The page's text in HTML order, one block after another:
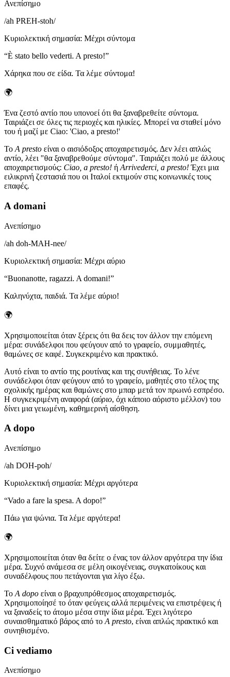
Ανεπίσημο
/ah PREH-stoh/
Κυριολεκτική σημασία: Μέχρι σύντομα
“È stato bello vederti. A presto!”
Χάρηκα που σε είδα. Τα λέμε σύντομα!
🌍
Ένα ζεστό αντίο που υπονοεί ότι θα ξαναβρεθείτε σύντομα.
Ταιριάζει σε όλες τις περιοχές και ηλικίες. Μπορεί να σταθεί μόνο
του ή μαζί με Ciao: 'Ciao, a presto!'
Το A presto είναι ο αισιόδοξος αποχαιρετισμός. Δεν λέει απλώς
αντίο, λέει "θα ξαναβρεθούμε σύντομα". Ταιριάζει πολύ με άλλους
αποχαιρετισμούς: Ciao, a presto! ή Arrivederci, a presto!Έχει μια
ειλικρινή ζεστασιά που οι Ιταλοί εκτιμούν στις κοινωνικές τους
επαφές.
A domani
Ανεπίσημο
/ah doh-MAH-nee/
Κυριολεκτική σημασία: Μέχρι αύριο
“Buonanotte, ragazzi. A domani!”
Καληνύχτα, παιδιά. Τα λέμε αύριο!
🌍
Χρησιμοποιείται όταν ξέρεις ότι θα δεις τον άλλον την επόμενη
μέρα: συνάδελφοι που φεύγουν από το γραφείο, συμμαθητές,
θαμώνες σε καφέ. Συγκεκριμένο και πρακτικό.
Αυτό είναι το αντίο της ρουτίνας και της συνήθειας. Το λένε
συνάδελφοι όταν φεύγουν από το γραφείο, μαθητές στο τέλος της
σχολικής ημέρας και θαμώνες στο μπαρ μετά τον πρωινό εσπρέσο.
Η συγκεκριμένη αναφορά (αύριο, όχι κάποιο αόριστο μέλλον) του
δίνει μια γειωμένη, καθημερινή αίσθηση.
A dopo
Ανεπίσημο
/ah DOH-poh/
Κυριολεκτική σημασία: Μέχρι αργότερα
“Vado a fare la spesa. A dopo!”
Πάω για ψώνια. Τα λέμε αργότερα!
🌍
Χρησιμοποιείται όταν θα δείτε ο ένας τον άλλον αργότερα την ίδια
μέρα. Συχνό ανάμεσα σε μέλη οικογένειας, συγκατοίκους και
συναδέλφους που πετάγονται για λίγο έξω.
Το A dopo είναι ο βραχυπρόθεσμος αποχαιρετισμός.
Χρησιμοποίησέ το όταν φεύγεις αλλά περιμένεις να επιστρέψεις ή
να ξαναδείς το άτομο μέσα στην ίδια μέρα. Έχει λιγότερο
συναισθηματικό βάρος από το A presto, είναι απλώς πρακτικό και
συνηθισμένο.
Ci vediamo
Ανεπίσημο